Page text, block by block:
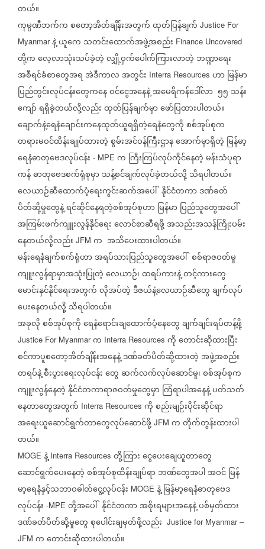
တယ်။
ကုမ္ပဏီဘက်ကစတော့အိတ်ချိန်းအတွက်ထုတ်ပြန်ချက် Justice For
Myanmarနဲ့ယူကေ သတင်းထောက်အဖွဲ့အစည်း Finance Uncovered
တို့ကလေ့လာသုံးသပ်ခဲ့တဲ့လျှို့ဝှက်ပေါက်ကြားလာတဲ့ ဘဏ္ဍာရေး
အစီရင်ခံစာတွေအရအဲဒီကာလအတွင်း Interra Resources ဟာမြန်မာ
ပြည်တွင်းလုပ်ငန်းတွေကနေဝင်ငွေအနေနဲ့အမေရိကန်ဒေါ်လာ ၅၅ သန်း
ကျော်ရရှိခဲ့တယ်လို့လည်းထုတ်ပြန်ချက်မှာဖော်ပြထားပါတယ်။
ချောက်နဲ့ရေနံချောင်းကနေထုတ်ယူရရှိတဲ့ရေနံတွေကိုစစ်အုပ်စုက
တရားမဝင်ထိန်းချုပ်ထားတဲ့စွမ်းအင်ဝန်ကြီးဌာနအောက်မှာရှိတဲ့ မြန်မာ့
ရေနံဓာတုဗေဒလုပ်ငန်း - MPE က ကြီးကြပ်လုပ်ကိုင်နေတဲ့မန်းသံပုရာ
ကန်ဓာတုဗေဒစက်ရုံစုမှာသန့်စင်ချက်လုပ်ခဲ့တယ်လို့သိရပါတယ်။
လေယာဉ်ဆီထောက်ပံ့ရေးကွင်းဆက်အပေါ် နိုင်ငံတကာဒဏ်ခတ်
ပိတ်ဆို့မှုတွေနဲ့ရင်ဆိုင်နေရတဲ့စစ်အုပ်စုဟာမြန်မာပြည်သူတွေအပေါ်
အကြမ်းဖက်ကျူးလွန်နိုင်ရေးလောင်စာဆီရဖို့အသည်းအသန်ကြိုးပမ်း
နေတယ်လို့လည်း JFM က အသိပေးထားပါတယ်။
မန်းရေနံချက်စက်ရုံဟာအရပ်သားပြည်သူတွေအပေါ် စစ်ရာဇဝတ်မှု
ကျူးလွန်ရာမှာအသုံးပြုတဲ့လေယာဉ်၊ထရပ်ကားနဲ့တင့်ကားတွေ
မောင်းနှင်နိုင်ရေးအတွက်လိုအပ်တဲ့ဒီဇယ်နဲ့လေယာဉ်ဆီတွေချက်လုပ်
ပေးနေတယ်လို့သိရပါတယ်။
အခုလိုစစ်အုပ်စုကိုရေနံရောင်းချထောက်ပံ့နေတွေချက်ချင်းရပ်တန့်ဖို့
Justice For Myanmarက Interra Resources ကိုတောင်းဆိုထားပြီး
စင်ကာပူစတော့အိတ်ချိန်းအနေနဲ့ဒဏ်ခတ်ပိတ်ဆို့ထားတဲ့အဖွဲ့အစည်း
တရပ်နဲ့စီးပွားရေးလုပ်ငန်းတွေဆက်လက်လုပ်ဆောင်မှု၊စစ်အုပ်စုက
ကျူးလွန်နေတဲ့နိုင်ငံတကာရာဇဝတ်မှုတွေမှာကြံရာပါအနေနဲ့ပတ်သတ်
နေတာတွေအတွက် Interra Resources ကိုစည်းမျဉ်းပိုင်းဆိုင်ရာ
အရေးယူဆောင်ရွက်တာတွေလုပ်ဆောင်ဖို့ JFM ကတိုက်တွန်းထားပါ
တယ်။
MOGE နဲ့ Interra Resources တို့ကြားငွေပေးချေယူတာတွေ
ဆောင်ရွက်ပေးနေတဲ့စစ်အုပ်စုထိန်းချုပ်ရာဘဏ်တွေအပါအဝင်မြန်
မာ့ရေနံနှင့်သဘာဝဓါတ်ငွေ့လုပ်ငန်း MOGE နဲ့မြန်မာ့ရေနံဓာတုဗေဒ
လုပ်ငန်း -MPE တို့အပေါ် နိုင်ငံတကာအစိုးရများအနေနဲ့ပစ်မှတ်ထား
ဒဏ်ခတ်ပိတ်ဆို့မှုတွေစုပေါင်းချမှတ်ဖို့လည်း Justice for Myanmar –
JFM ကတောင်းဆိုထားပါတယ်။